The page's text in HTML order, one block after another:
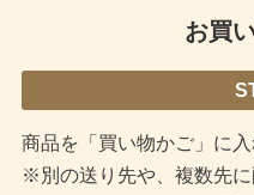
お買
商品を「買い物かご」に入
※別の送り先や、複数先に